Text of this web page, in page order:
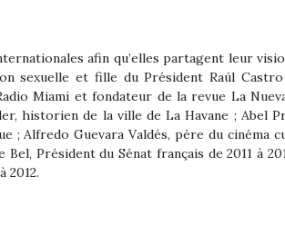
afin qu’elles partagent leur
sexuelle et fille du Président Raúl
Miami et fondateur de la revue La
historien de la ville de La Havane ; Abel
Alfredo Guevara Valdés, père du cinéma
Président du Sénat français de 2011 à
2012.